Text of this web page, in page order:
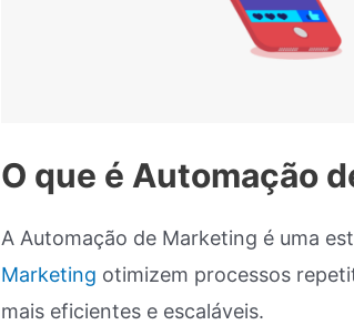
O que é Automação
A Automação de Marketing é uma
Marketing otimizem processos
mais eficientes e escaláveis.